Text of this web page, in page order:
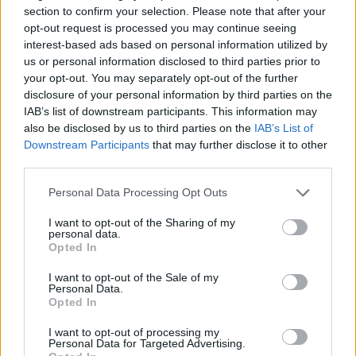
section to confirm your selection. Please note that after your
opt-out request is processed you may continue seeing
interest-based ads based on personal information utilized by
us or personal information disclosed to third parties prior to
your opt-out. You may separately opt-out of the further
disclosure of your personal information by third parties on the
IAB’s list of downstream participants. This information may
also be disclosed by us to third parties on the IAB’s List of
Downstream Participants that may further disclose it to other
Personal Data Processing Opt Outs
I want to opt-out of the Sharing of my
personal data.
Opted In
I want to opt-out of the Sale of my
Personal Data.
Opted In
I want to opt-out of processing my
Personal Data for Targeted Advertising.
Η Λέσβος στη Διεθνή
Κατασκήνωση Νέων των
Παγκόσμιων Γεωπάρκων
UNESCO
Μαθητές του Πρότυπου ΓΕΛ
Μυτιλήνης παρουσίασαν το
συμβολή του στη μελέτη της
Η Αγιάσος τίμησε τη
Μεταμόρφωση του Σωτήρος
εικόνας από τον Ιερό Ναό της
Παναγίας έως τον ναΐσκο της
Ζωοδόχου Πηγής